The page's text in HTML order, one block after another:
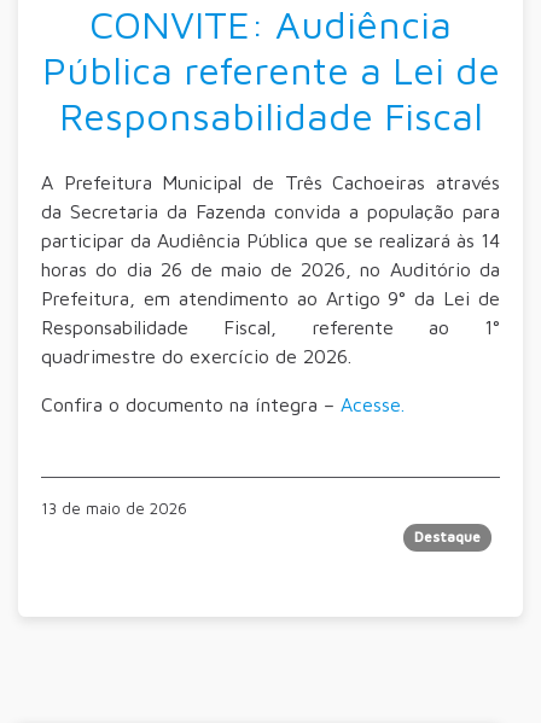
CONVITE: Audiência
Pública referente a Lei de
Responsabilidade Fiscal
A Prefeitura Municipal de Três Cachoeiras através
da Secretaria da Fazenda convida a população para
participar da Audiência Pública que se realizará às 14
horas do dia 26 de maio de 2026, no Auditório da
Prefeitura, em atendimento ao Artigo 9° da Lei de
Responsabilidade Fiscal, referente ao 1°
quadrimestre do exercício de 2026.
Confira o documento na íntegra –Acesse.
13 de maio de 2026
Destaque